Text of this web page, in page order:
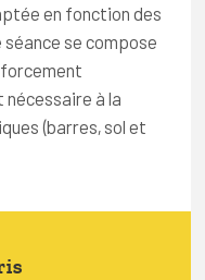
en fonction des
se compose
nécessaire à la
(barres, sol et